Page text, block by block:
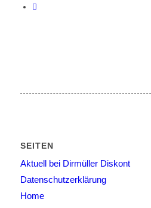
SEITEN
Aktuell bei Dirmüller Diskont
Datenschutzerklärung
Home